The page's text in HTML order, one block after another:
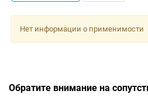
Нет информации о применимости
Обратите внимание на